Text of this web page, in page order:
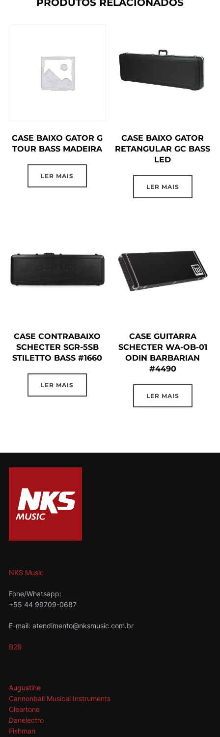
CASE BAIXO GATOR G
TOUR BASS MADEIRA
LER MAIS
CASE BAIXO GATOR
RETANGULAR GC BASS
LED
LER MAIS
CASE CONTRABAIXO
SCHECTER SGR-5SB
STILETTO BASS #1660
LER MAIS
CASE GUITARRA
SCHECTER WA-OB-01
ODIN BARBARIAN
#4490
LER MAIS
NKS Music
Fone/Whatsapp:
+55 44 99709-0687
E-mail: atendimento@nksmusic.com.br
B2B
Augustine
Cannonball Musical Instruments
Cleartone
Danelectro
Fishman